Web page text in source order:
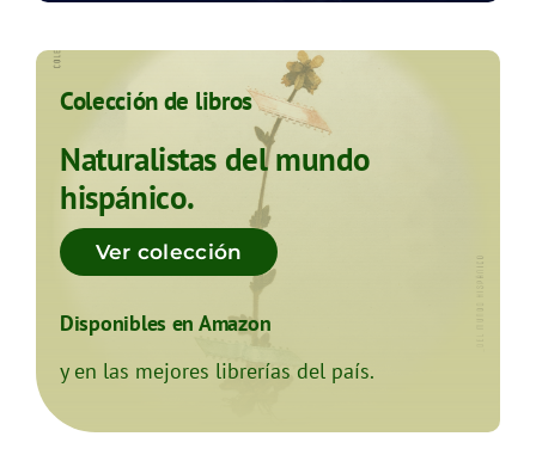
Colección de libros
Naturalistas del mundo
hispánico.
Ver colección
Disponibles en Amazon
y en las mejores librerías del país.